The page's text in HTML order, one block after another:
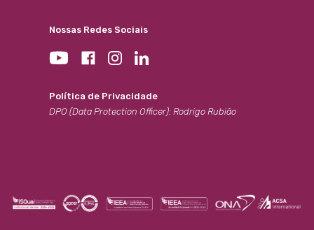
Nossas Redes Sociais
Política de Privacidade
DPO (Data Protection Officer): Rodrigo Rubião